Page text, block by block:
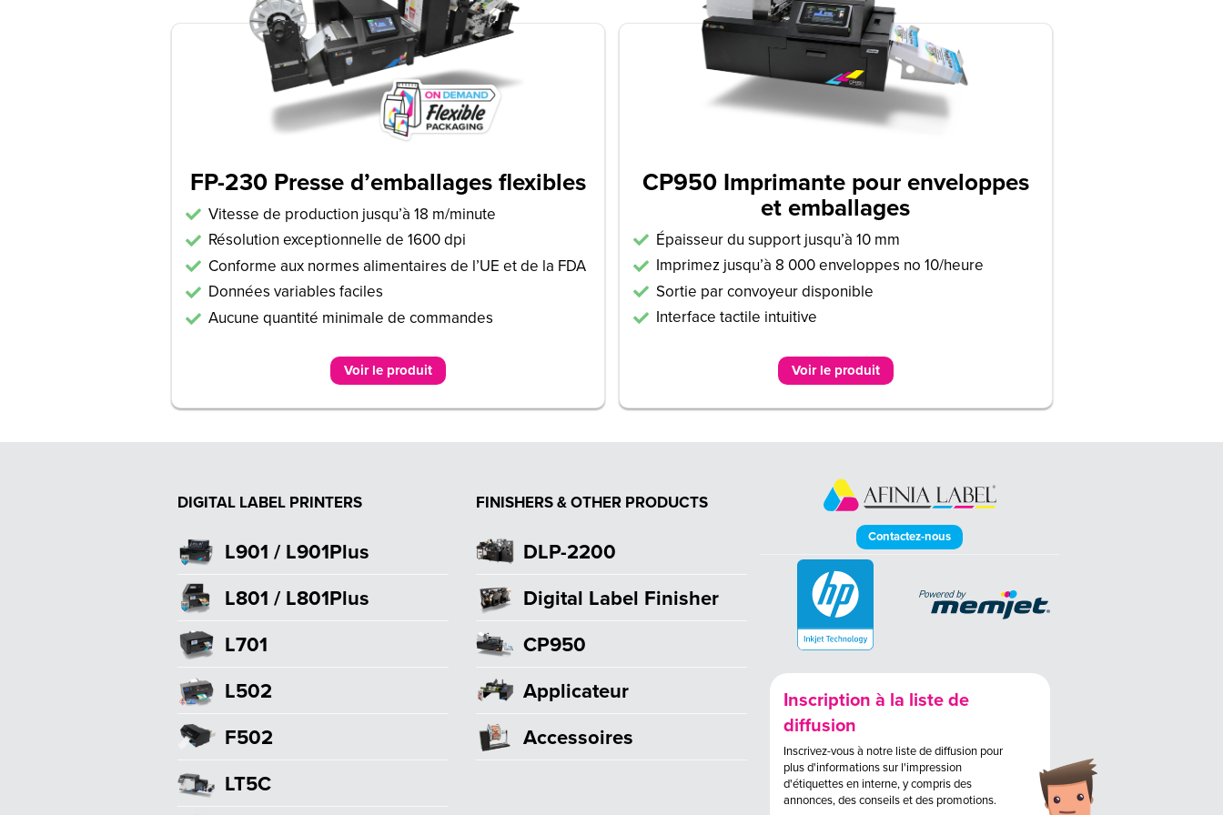
FP-230 Presse d’emballages flexibles
Vitesse de production jusqu’à 18 m/minute
Résolution exceptionnelle de 1600 dpi
Conforme aux normes alimentaires de l’UE et de la FDA
Données variables faciles
Aucune quantité minimale de commandes
Voir le produit
CP950 Imprimante pour enveloppes
et emballages
Épaisseur du support jusqu’à 10 mm
Imprimez jusqu’à 8 000 enveloppes no 10/heure
Sortie par convoyeur disponible
Interface tactile intuitive
Voir le produit
DIGITAL LABEL PRINTERS
L901 / L901Plus
L801 / L801Plus
L701
L502
F502
LT5C
FINISHERS & OTHER PRODUCTS
DLP-2200
Digital Label Finisher
CP950
Applicateur
Accessoires
Contactez-nous
Inscription à la liste de
diffusion
Inscrivez-vous à notre liste de diffusion pour
plus d'informations sur l'impression
d'étiquettes en interne, y compris des
annonces, des conseils et des promotions.